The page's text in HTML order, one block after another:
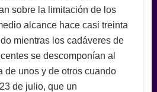
sobre la limitación de los
alcance hace casi treinta
mientras los cadáveres de
se descomponían al
de unos y de otros cuando
de julio, que un